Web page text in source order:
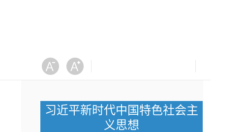
习近平新时代中国特色社会主
义思想